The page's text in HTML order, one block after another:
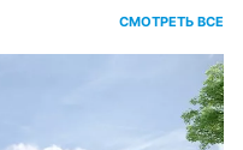
СМОТРЕТЬ ВСЕ